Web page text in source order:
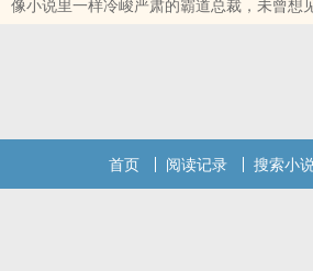
像小说里一样冷峻严肃的霸道总裁，未曾想
本站提示：各位书友要是觉得《老实人（
要忘记向您QQ群和微博里的朋友推荐哦！
首页 阅读记录 搜索小